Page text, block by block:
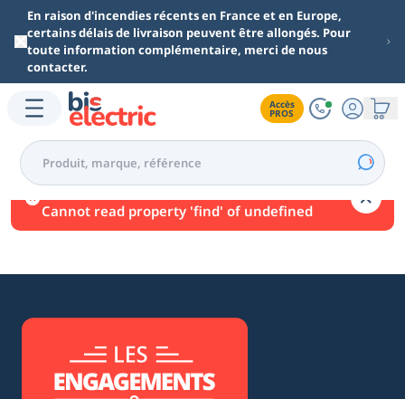
Aller au contenu principal
En raison d'incendies récents en France et en Europe,
certains délais de livraison peuvent être allongés. Pour
toute information complémentaire, merci de nous
contacter.
Accès
PROS
Une erreur est survenue.
Cannot read property 'find' of undefined